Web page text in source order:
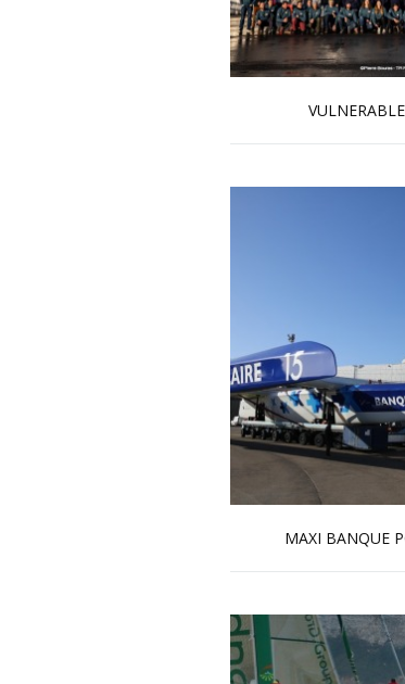
En
MAXI BANQUE
En